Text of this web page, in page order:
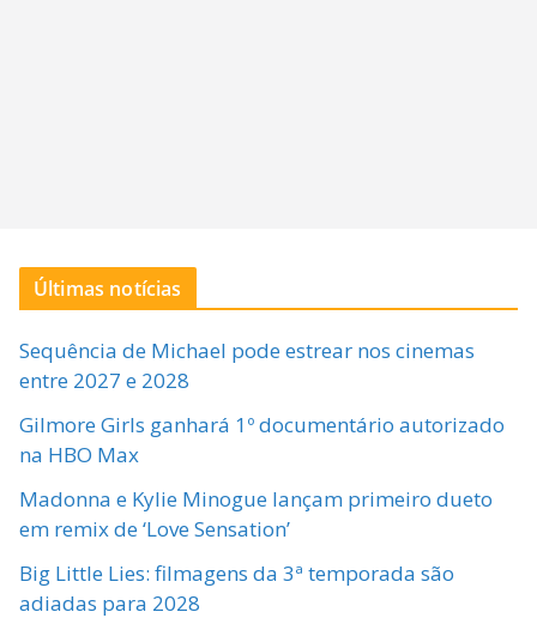
Últimas notícias
Sequência de Michael pode estrear nos cinemas
entre 2027 e 2028
Gilmore Girls ganhará 1º documentário autorizado
na HBO Max
Madonna e Kylie Minogue lançam primeiro dueto
em remix de ‘Love Sensation’
Big Little Lies: filmagens da 3ª temporada são
adiadas para 2028